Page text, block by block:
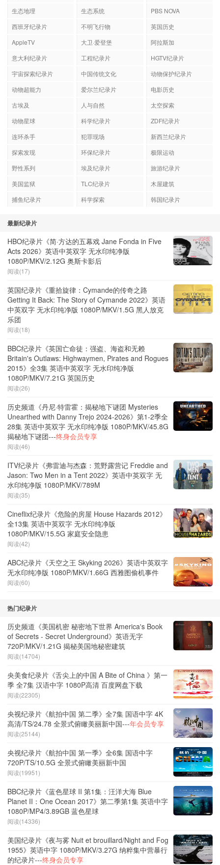
生态地理
生态系统
PBS NOVA
西班牙纪录片
不明飞行物
英国历史
AppleTV
大卫·爱登堡
阿拉斯加
意大利纪录片
工程纪录片
HGTV纪录片
宇宙探索纪录片
中国传统文化
动物保护纪录片
动物超能力
爱尔兰纪录片
电影历史
古埃及
人与自然
太空探索
动物星球
科学纪录片
ZDF纪录片
连环杀手
犯罪现场
新西兰纪录片
探索发现
环保纪录片
极限运动
野性系列
埃及纪录片
旅游纪录片
美国监狱
TLC纪录片
木屋建筑
捕鱼纪录片
科学探索 韩国纪录片
最新纪录片
HBO纪录片《简·方达的五幕戏 Jane Fonda in Five
Acts 2026》英语中英双字 无水印纯净版
1080P/MKV/2.12G 奥斯卡影后
阅读(17)
英国纪录片《重拾旋律：Cymande的传奇之路
Getting It Back: The Story of Cymande 2022》英语
中英双字 无水印纯净版 1080P/MKV/1.5G 黑人放克
乐团
阅读(18)
BBC纪录片《英国亡命徒：强盗、海盗和无赖
Britain's Outlaws: Highwaymen, Pirates and Rogues
2015》全3集 英语中英双字 无水印纯净版
1080P/MKV/7.21G 英国历史
阅读(26)
历史频道《丹尼·特雷霍：揭秘地下谜团 Mysteries
Unearthed with Danny Trejo 2024-2026》第1-2季全
28集 英语中英双字 无水印纯净版 1080P/MKV/45.8G
揭秘地下谜团---终身会员专享
阅读(46)
ITV纪录片《弗雷迪与杰森：荒野露营记 Freddie and
Jason: Two Men in a Tent 2022》英语中英双字 无
水印纯净版 1080P/MKV/789M
阅读(35)
Cineflix纪录片《危险的房屋 House Hazards 2012》
全13集 英语中英双字 无水印纯净版
1080P/MKV/15.5G 家庭安全隐患
阅读(42)
ABC纪录片《天空之王 Skyking 2026》英语中英双字
无水印纯净版 1080P/MKV/1.66G 西雅图偷机事件
阅读(60)
热门纪录片
历史频道《美国机密 秘密地下世界 America's Book
of Secrets - Secret Underground》英语无字
720P/MKV/1.21G 揭秘美国地秘密建筑
阅读(14704)
央美食纪录片《舌尖上的中国 A Bite of China 》第一
季 全7集 汉语中字 1080P高清 百度网盘下载
阅读(22305)
央视纪录片《航拍中国 第二季》全7集 国语中字 4K
高清/TS/24.78 全景式俯瞰美丽新中国---年会员专享
阅读(25144)
央视纪录片《航拍中国 第一季》全6集 国语中字
720P/TS/10.5G 全景式俯瞰美丽新中国
阅读(19951)
BBC纪录片《蓝色星球 II 第1集：汪洋大海 Blue
Planet II：One Ocean 2017》第二季第1集 英语中字
1080P/MP4/3.89GB 蓝色星球
阅读(14336)
美国纪录片《夜与雾 Nuit et brouillard/Night and Fog
1955》英语中字 1080P/MKV/3.27G 纳粹集中营暴行
的纪录片---终身会员专享